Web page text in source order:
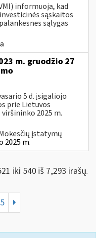
informuoja, kad
sąskaitos
sąlygas
m. gruodžio 27
5 d. įsigaliojo
prie Lietuvos
2025 m.
įstatymų
2025 m.
iki 540 iš 7,293 irašų.